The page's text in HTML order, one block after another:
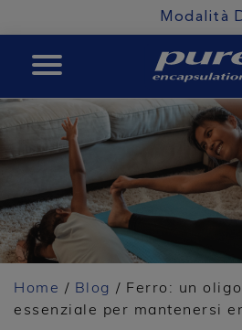
Modalità
Home / Blog / Ferro: un
essenziale per mantenersi